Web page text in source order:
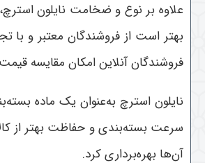
علاوه بر نوع و ضخامت نایلون
بهتر است از فروشندگان معتبر و
فروشندگان آنلاین امکان مقایسه
نایلون استرچ به‌عنوان یک ماده
سرعت بسته‌بندی و حفاظت بهتر از
آن‌ها بهره‌برداری کرد.